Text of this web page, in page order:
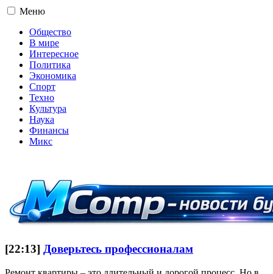
Меню
Общество
В мире
Интересное
Политика
Экономика
Спорт
Техно
Культура
Наука
Финансы
Микс
[22:13] Доверьтесь профессионалам